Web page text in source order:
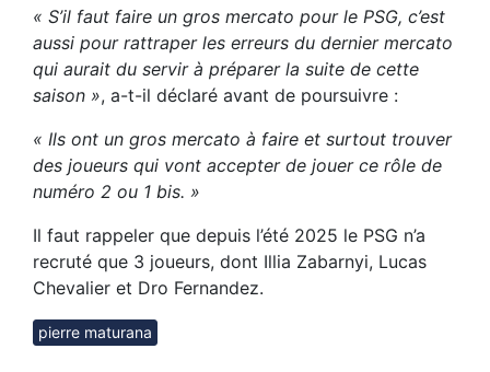
« S’il faut faire un gros mercato pour le PSG, c’est
aussi pour rattraper les erreurs du dernier mercato
qui aurait du servir à préparer la suite de cette
saison », a-t-il déclaré avant de poursuivre :
« Ils ont un gros mercato à faire et surtout trouver
des joueurs qui vont accepter de jouer ce rôle de
numéro 2 ou 1 bis. »
Il faut rappeler que depuis l’été 2025 le PSG n’a
recruté que 3 joueurs, dont Illia Zabarnyi, Lucas
Chevalier et Dro Fernandez.
pierre maturana